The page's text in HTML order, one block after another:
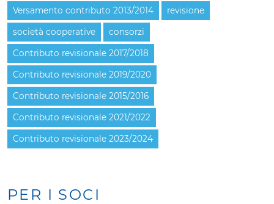
PER I SOCI
Versamento contributo 2013/2014 revisione
società cooperative consorzi
Contributo revisionale 2017/2018
Contributo revisionale 2019/2020
Contributo revisionale 2015/2016
Contributo revisionale 2021/2022
Contributo revisionale 2023/2024